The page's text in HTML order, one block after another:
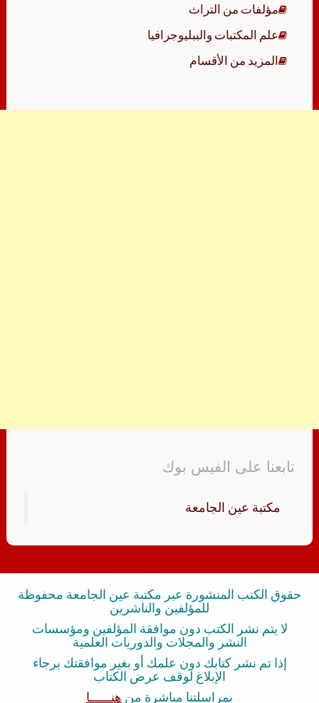
مؤلفات من التراث
علم المكتبات والببليوجرافيا
المزيد من الأقسام
تابعنا على الفيس بوك
‏مكتبة عين الجامعة‏
حقوق الكتب المنشورة عبر مكتبة عين الجامعة محفوظة
للمؤلفين والناشرين
لا يتم نشر الكتب دون موافقة المؤلفين ومؤسسات
النشر والمجلات والدوريات العلمية
إذا تم نشر كتابك دون علمك أو بغير موافقتك برجاء
الإبلاغ لوقف عرض الكتاب
بمراسلتنا مباشرة من هنــــــا